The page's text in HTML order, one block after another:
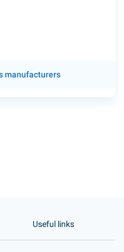
manufacturers
Useful links